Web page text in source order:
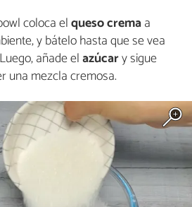
coloca elqueso cremaa
y bátelo hasta que se vea
añade elazúcary sigue
una mezcla cremosa.